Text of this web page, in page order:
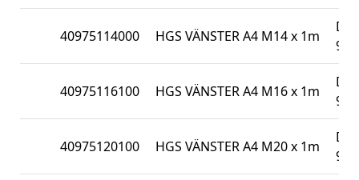
40975114000 HGS VÄNSTER A4 M14 x 1m
DIN
975
40975116100 HGS VÄNSTER A4 M16 x 1m
DIN
975
40975120100 HGS VÄNSTER A4 M20 x 1m
DIN
975